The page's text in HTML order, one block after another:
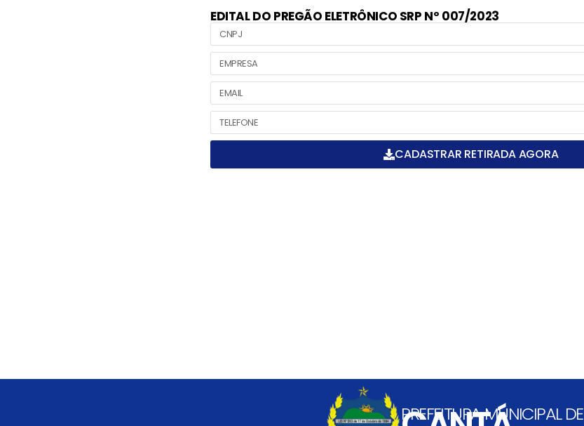
EDITAL DO PREGÃO ELETRÔNICO SRP Nº 007/2023
CADASTRAR RETIRADA AGORA
PREFEITURA MUNICIPAL DE